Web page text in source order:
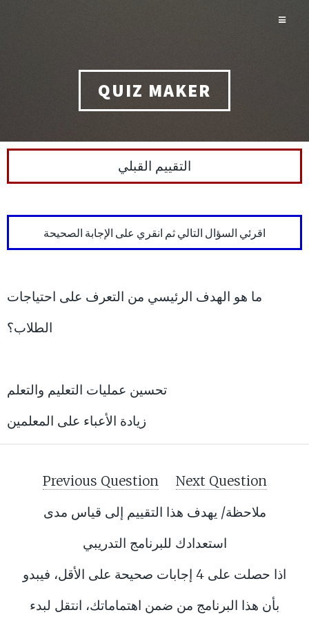
QUIZ MAKER
التقييم القبلي
اقرئي السؤال التالي ثم انقري على الإجابة الصحيحة
ما هو الهدف الرئيسي من التعرف على احتياجات
الطلاب؟
تحسين عمليات التعليم والتعلم
زيادة الأعباء على المعلمين
Previous Question
Next Question
ملاحظة/ يهدف هذا التقييم إلى قياس مدى
استعدادك للبرنامج التدريبي
اذا حصلت على 4 إجابات صحيحة على الأقل، فيبدو
بأن هذا البرنامج من ضمن اهتماماتك، انتقل لبدء